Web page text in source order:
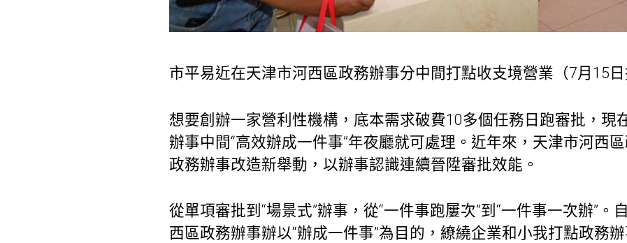
市平易近在天津市河西區政務辦事分中間打點收支境營業（7月15日
想要創辦一家營利性機構，底本需求破費10多個任務日跑審批，現
辦事中間“高效辦成一件事”年夜廳就可處理。近年來，天津市河西
政務辦事改造新舉動，以辦事認識連續晉陞審批效能。
從單項審批到“場景式”辦事，從“一件事跑屢次”到“一件事一次辦”。
西區政務辦事辦以“辦成一件事”為目的，繚繞企業和小我打點政務